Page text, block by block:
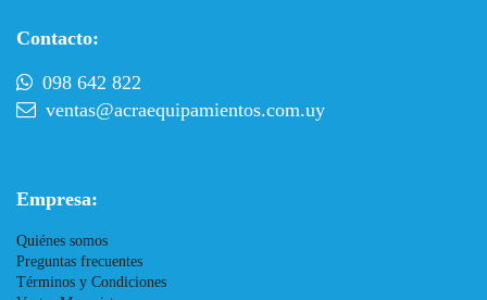
Contacto:
098 642 822
ventas@acraequipamientos.com.uy
Empresa:
Quiénes somos
Preguntas frecuentes
Términos y Condiciones